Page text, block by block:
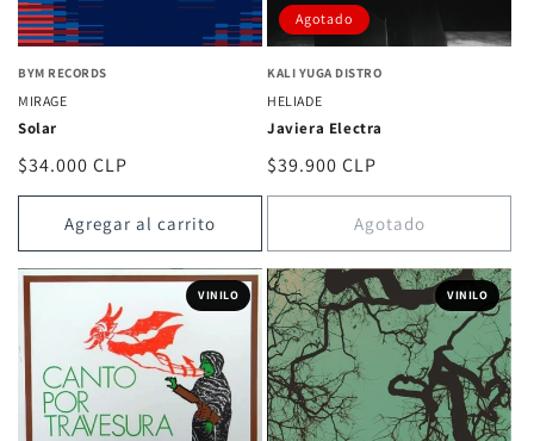
BYM RECORDS
MIRAGE
Solar
Precio
habitual
$34.000 CLP
Agregar al carrito
Agotado
KALI YUGA DISTRO
HELIADE
Javiera Electra
Precio
habitual
$39.900 CLP
Agotado
VINILO VINILO